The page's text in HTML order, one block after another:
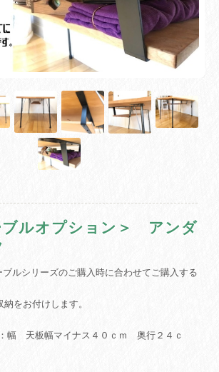
ブルオプション＞ アンダ
ルシリーズのご購入時に合わせてご購入する
をお付けします。
幅 天板幅マイナス４０ｃｍ 奥行２４ｃ